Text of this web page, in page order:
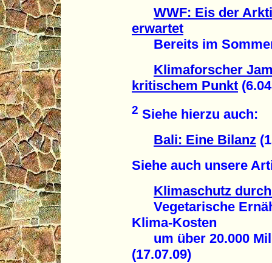
WWF: Eis der
erwartet
Bereits im Sommer
Klimaforscher
kritischem Punkt
2 Siehe hierzu auch:
Bali: Eine Bilanz
Siehe auch unsere
Klimaschutz
Vegetarische
Klima-Kosten
um über 20.000
(17.07.09)